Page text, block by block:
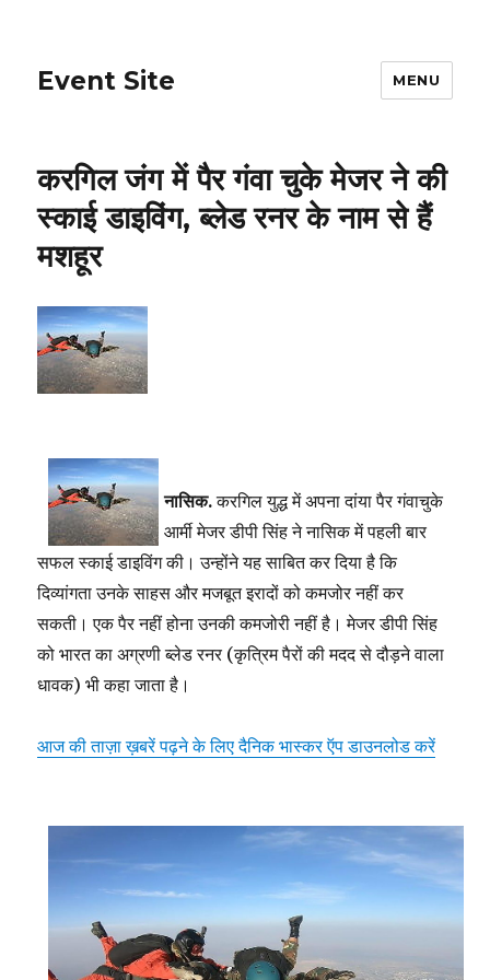
Event Site MENU
करगिल जंग में पैर गंवा चुके मेजर ने की
स्काई डाइविंग, ब्लेड रनर के नाम से हैं
मशहूर
नासिक.करगिल युद्ध में अपना दांया पैर गंवाचुके
आर्मी मेजर डीपी सिंह ने नासिक में पहली बार
सफल स्काई डाइविंग की। उन्होंने यह साबित कर दिया है कि
दिव्यांगता उनके साहस और मजबूत इरादों को कमजोर नहीं कर
सकती। एक पैर नहीं होना उनकी कमजोरी नहीं है। मेजर डीपी सिंह
को भारत का अग्रणी ब्लेड रनर (कृत्रिम पैरों की मदद से दौड़ने वाला
धावक) भी कहा जाता है।
आज की ताज़ा ख़बरें पढ़ने के लिए दैनिक भास्कर ऍप डाउनलोड करें